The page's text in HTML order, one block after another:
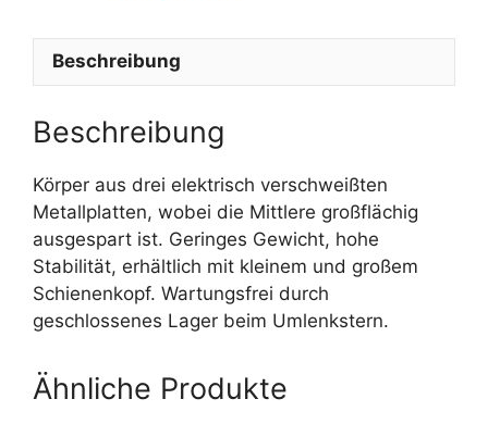
Beschreibung
Beschreibung
Körper aus drei elektrisch verschweißten
Metallplatten, wobei die Mittlere großflächig
ausgespart ist. Geringes Gewicht, hohe
Stabilität, erhältlich mit kleinem und großem
Schienenkopf. Wartungsfrei durch
geschlossenes Lager beim Umlenkstern.
Ähnliche Produkte